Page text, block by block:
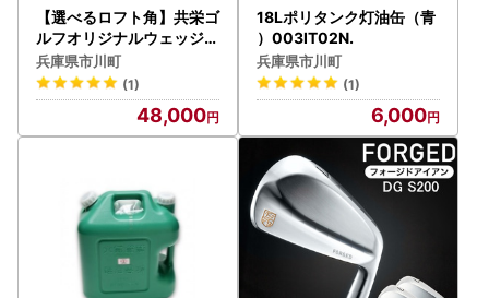
【選べるロフト角】共栄ゴ
ルフオリジナルウェッジ（
ヘッド粗仕上げ）048BA
04N.
兵庫県市川町
(1)
48,000
18Lポリタンク灯油缶（青
）003IT02N.
兵庫県市川町
(1)
6,000